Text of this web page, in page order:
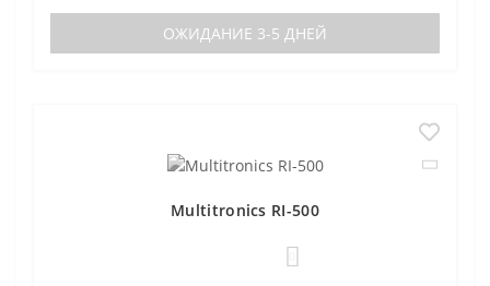
ОЖИДАНИЕ 3-5 ДНЕЙ
Multitronics RI-500